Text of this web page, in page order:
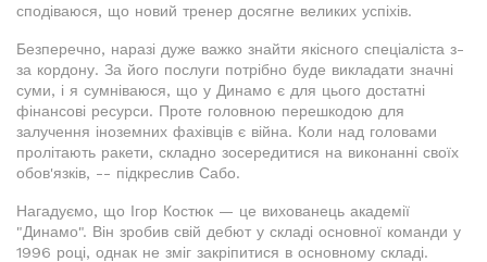
сподіваюся, що новий тренер досягне великих успіхів.
Безперечно, наразі дуже важко знайти якісного спеціаліста з-
за кордону. За його послуги потрібно буде викладати значні
суми, і я сумніваюся, що у Динамо є для цього достатні
фінансові ресурси. Проте головною перешкодою для
залучення іноземних фахівців є війна. Коли над головами
пролітають ракети, складно зосередитися на виконанні своїх
обов'язків, -- підкреслив Сабо.
Нагадуємо, що Ігор Костюк — це вихованець академії
"Динамо". Він зробив свій дебют у складі основної команди у
1996 році, однак не зміг закріпитися в основному складі.